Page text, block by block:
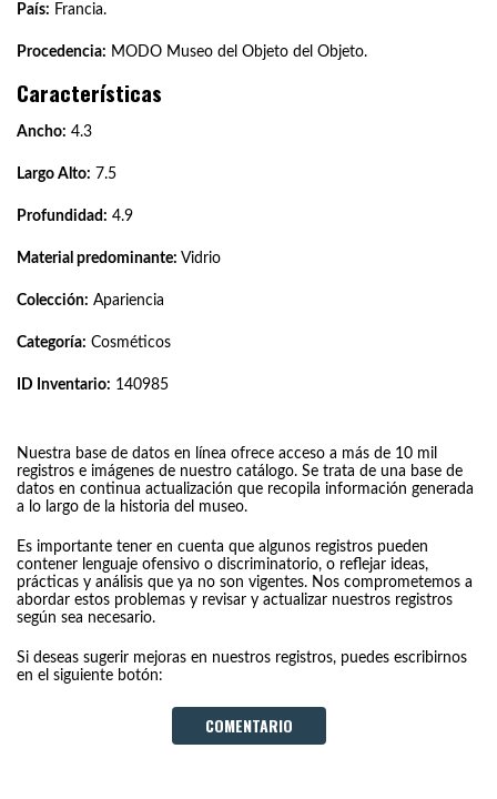
País: Francia.
Procedencia: MODO Museo del Objeto del Objeto.
Características
Ancho: 4.3
Largo Alto: 7.5
Profundidad: 4.9
Material predominante: Vidrio
Colección: Apariencia
Categoría: Cosméticos
ID Inventario: 140985
Nuestra base de datos en línea ofrece acceso a más de 10 mil
registros e imágenes de nuestro catálogo. Se trata de una base de
datos en continua actualización que recopila información generada
a lo largo de la historia del museo.
Es importante tener en cuenta que algunos registros pueden
contener lenguaje ofensivo o discriminatorio, o reflejar ideas,
prácticas y análisis que ya no son vigentes. Nos comprometemos a
abordar estos problemas y revisar y actualizar nuestros registros
según sea necesario.
Si deseas sugerir mejoras en nuestros registros, puedes escribirnos
en el siguiente botón:
COMENTARIO